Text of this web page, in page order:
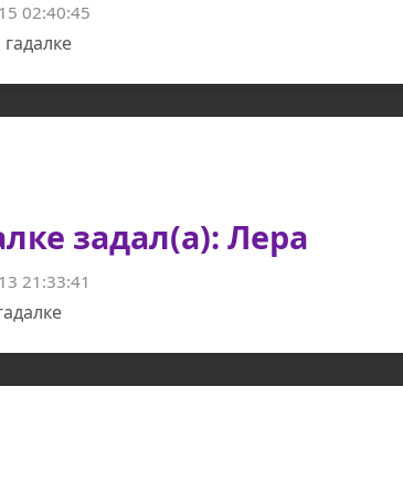
02:40:45
задал(а): Лера
21:33:41